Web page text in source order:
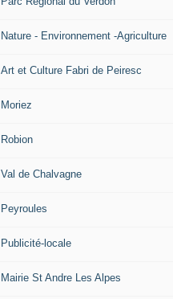
Nature - Environnement -Agriculture
Art et Culture Fabri de Peiresc
Moriez
Robion
Val de Chalvagne
Peyroules
Publicité-locale
Mairie St Andre Les Alpes